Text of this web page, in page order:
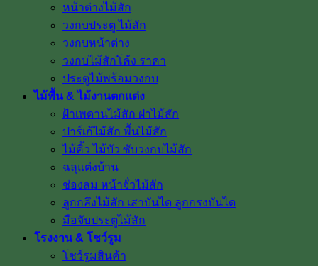
หน้าต่างไม้สัก
วงกบประตู ไม้สัก
วงกบหน้าต่าง
วงกบไม้สักโค้ง ราคา
ประตูไม้พร้อมวงกบ
ไม้พื้น & ไม้งานตกแต่ง
ฝ้าเพดานไม้สัก ฝาไม้สัก
ปาร์เก้ไม้สัก พื้นไม้สัก
ไม้คิ้ว ไม้บัว ซับวงกบไม้สัก
ฉลุแต่งบ้าน
ช่องลม หน้าจั่วไม้สัก
ลูกกลึงไม้สัก เสาบันได ลูกกรงบันได
มือจับประตูไม้สัก
โรงงาน & โชว์รูม
โชว์รูมสินค้า